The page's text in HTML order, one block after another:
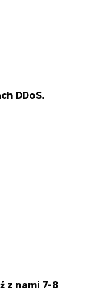
DDoS.
z nami 7-8